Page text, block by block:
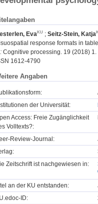
Eva ; Seitz-Stein, Katja
response formats in
Cognitive processing. 19 (2018) 1.
1612-4790
Angaben
der Universität:
Access: Freie Zugänglichkeit
Volltexts?:
Review-Journal:
Zeitschrift ist nachgewiesen in:
an der KU entstanden:
ID: